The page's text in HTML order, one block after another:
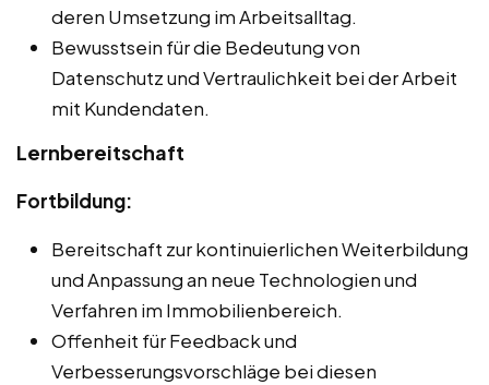
deren Umsetzung im Arbeitsalltag.
Bewusstsein für die Bedeutung von
Datenschutz und Vertraulichkeit bei der Arbeit
mit Kundendaten.
Lernbereitschaft
Fortbildung:
Bereitschaft zur kontinuierlichen Weiterbildung
und Anpassung an neue Technologien und
Verfahren im Immobilienbereich.
Offenheit für Feedback und
Verbesserungsvorschläge bei diesen